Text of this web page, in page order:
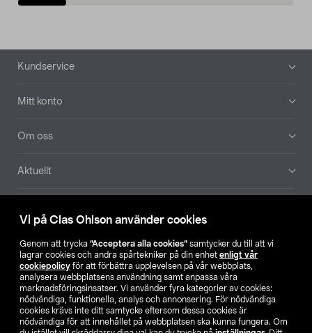
Vi på Clas Ohlson använder cookies
Genom att trycka ”Acceptera alla cookies” samtycker du till att vi
lagrar cookies och andra spårtekniker på din enhet enligt vår
cookiepolicy för att förbättra upplevelsen på vår webbplats,
analysera webbplatsens användning samt anpassa våra
marknadsföringsinsatser. Vi använder fyra kategorier av cookies:
nödvändiga, funktionella, analys och annonsering. För nödvändiga
cookies krävs inte ditt samtycke eftersom dessa cookies är
nödvändiga för att innehållet på webbplatsen ska kunna fungera. Om
Sidfot
Kundservice
Mitt konto
Om oss
Aktuellt
Hitta butik
SE NO FI